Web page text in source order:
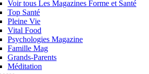
Voir tous Les Magazines Forme et Santé
Top Santé
Pleine Vie
Vital Food
Psychologies Magazine
Famille Mag
Grands-Parents
Méditation